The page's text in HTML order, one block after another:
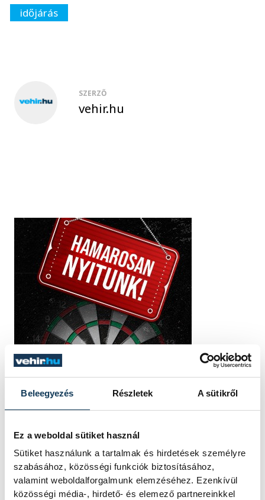
Beleegyezés Részletek A sütikről
Ez a weboldal sütiket használ
Sütiket használunk a tartalmak és hirdetések személyre
szabásához, közösségi funkciók biztosításához,
valamint weboldalforgalmunk elemzéséhez. Ezenkívül
közösségi média-, hirdető- és elemező partnereinkkel
időjárás
SZERZŐ
vehir.hu